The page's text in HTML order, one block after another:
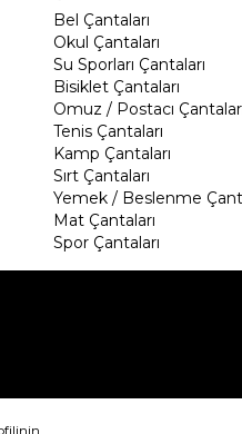
Bel Çantaları
Okul Çantaları
Su Sporları Çantaları
Bisiklet Çantaları
Omuz / Postacı
Tenis Çantaları
Kamp Çantaları
Sırt Çantaları
Yemek / Beslenme
Mat Çantaları
Spor Çantaları